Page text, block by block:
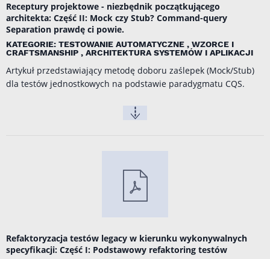
Receptury projektowe - niezbędnik początkującego
architekta: Część II: Mock czy Stub? Command-query
Separation prawdę ci powie.
KATEGORIE: TESTOWANIE AUTOMATYCZNE , WZORCE I
CRAFTSMANSHIP , ARCHITEKTURA SYSTEMÓW I APLIKACJI
Artykuł przedstawiający metodę doboru zaślepek (Mock/Stub)
dla testów jednostkowych na podstawie paradygmatu CQS.
Refaktoryzacja testów legacy w kierunku wykonywalnych
specyfikacji: Część I: Podstawowy refaktoring testów